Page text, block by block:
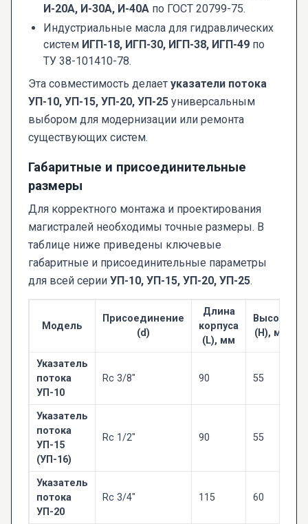
И-20А, И-30А, И-40А по ГОСТ 20799-75.
Индустриальные масла для гидравлических
систем ИГП-18, ИГП-30, ИГП-38, ИГП-49 по
ТУ 38-101410-78.
Эта совместимость делает указатели потока
УП-10, УП-15, УП-20, УП-25 универсальным
выбором для модернизации или ремонта
существующих систем.
Габаритные и присоединительные
размеры
Для корректного монтажа и проектирования
магистралей необходимы точные размеры. В
таблице ниже приведены ключевые
габаритные и присоединительные параметры
для всей серии УП-10, УП-15, УП-20, УП-25.
Модель
Присоединение
(d)
Длина
корпуса
(L), мм
Высота
(H), мм
Указатель
потока
УП-10
Rc 3/8" 90 55
Указатель
потока
УП-15
(УП-16)
Rc 1/2" 90 55
Указатель
потока
УП-20
Rc 3/4" 115 60